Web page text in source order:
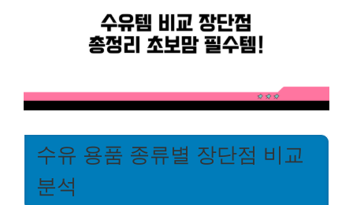
수유 용품 종류별 장단점 비교
분석